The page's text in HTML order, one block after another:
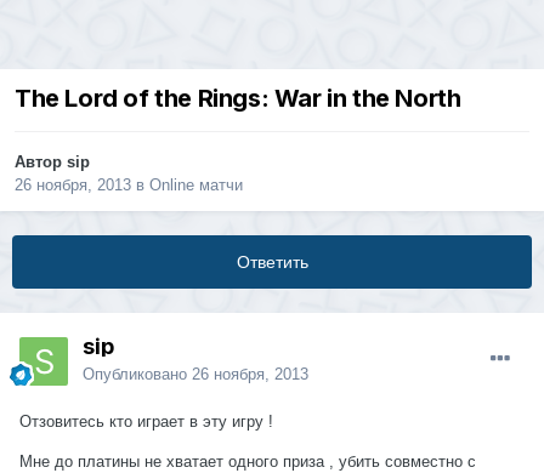
The Lord of the Rings: War in the North
Автор sip
26 ноября, 2013 в Online матчи
Ответить
sip
Опубликовано 26 ноября, 2013
Отзовитесь кто играет в эту игру !
Мне до платины не хватает одного приза , убить совместно с